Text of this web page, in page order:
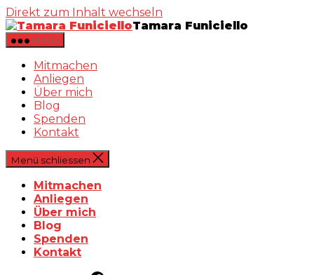
Direkt zum Inhalt wechseln
Tamara Funiciello
Menü
Mitmachen
Anliegen
Über mich
Blog
Spenden
Kontakt
Menü schliessen
Mitmachen
Anliegen
Über mich
Blog
Spenden
Kontakt